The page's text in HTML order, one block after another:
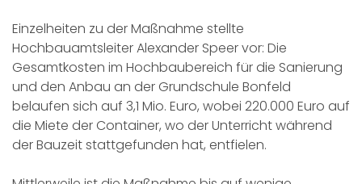
Einzelheiten zu der Maßnahme stellte
Hochbauamtsleiter Alexander Speer vor: Die
Gesamtkosten im Hochbaubereich für die Sanierung
und den Anbau an der Grundschule Bonfeld
belaufen sich auf 3,1 Mio. Euro, wobei 220.000 Euro auf
die Miete der Container, wo der Unterricht während
der Bauzeit stattgefunden hat, entfielen.